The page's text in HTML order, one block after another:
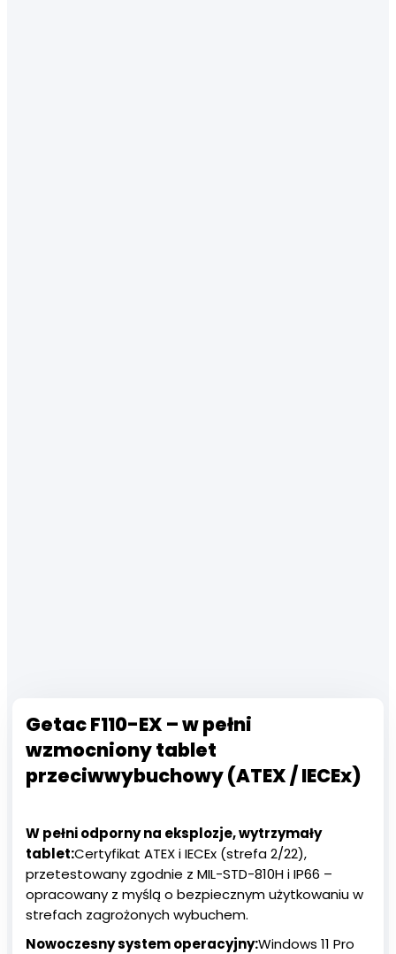
Getac F110-EX – w pełni
wzmocniony tablet
przeciwwybuchowy (ATEX / IECEx)
W pełni odporny na eksplozje, wytrzymały
tablet:Certyfikat ATEX i IECEx (strefa 2/22),
przetestowany zgodnie z MIL-STD-810H i IP66 –
opracowany z myślą o bezpiecznym użytkowaniu w
strefach zagrożonych wybuchem.
Nowoczesny system operacyjny:Windows 11 Pro